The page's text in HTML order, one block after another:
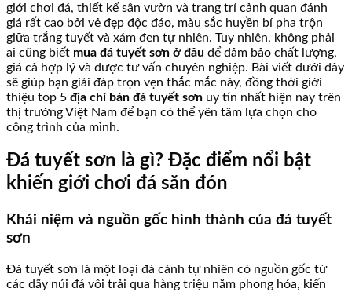
giới chơi đá, thiết kế sân vườn và trang trí cảnh quan đánh
giá rất cao bởi vẻ đẹp độc đáo, màu sắc huyền bí pha trộn
giữa trắng tuyết và xám đen tự nhiên. Tuy nhiên, không phải
ai cũng biết mua đá tuyết sơn ở đâu để đảm bảo chất lượng,
giá cả hợp lý và được tư vấn chuyên nghiệp. Bài viết dưới đây
sẽ giúp bạn giải đáp trọn vẹn thắc mắc này, đồng thời giới
thiệu top 5 địa chỉ bán đá tuyết sơn uy tín nhất hiện nay trên
thị trường Việt Nam để bạn có thể yên tâm lựa chọn cho
công trình của mình.
Đá tuyết sơn là gì? Đặc điểm nổi bật
khiến giới chơi đá săn đón
Khái niệm và nguồn gốc hình thành của đá tuyết
sơn
Đá tuyết sơn là một loại đá cảnh tự nhiên có nguồn gốc từ
các dãy núi đá vôi trải qua hàng triệu năm phong hóa, kiến